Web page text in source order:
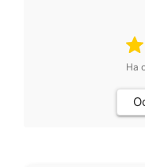
На